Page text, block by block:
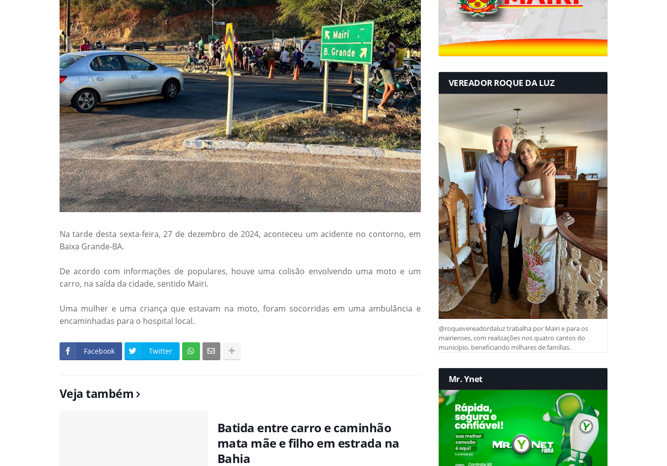
Na tarde desta sexta-feira, 27 de dezembro de 2024, aconteceu um acidente no contorno, em
Baixa Grande-BA.
De acordo com informações de populares, houve uma colisão envolvendo uma moto e um
carro, na saída da cidade, sentido Mairi.
Uma mulher e uma criança que estavam na moto, foram socorridas em uma ambulância e
encaminhadas para o hospital local.
Facebook Twitter
Veja também
Batida entre carro e caminhão
mata mãe e filho em estrada na
Bahia
VEREADOR ROQUE DA LUZ
@roquevereadordaluz trabalha por Mairi e para os
mairienses, com realizações nos quatro cantos do
município, beneficiando milhares de famílias.
Mr. Ynet